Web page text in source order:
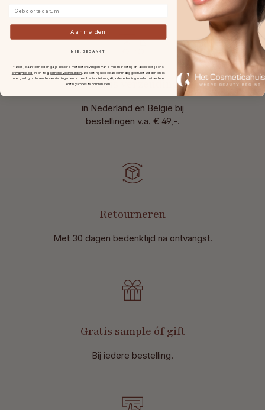
Gratis verzending
in Nederland en België bij
bestellingen v.a. € 49,-.
Retourneren
Met 30 dagen bedenktijd na ontvangst.
Gratis sample óf gift
Bij iedere bestelling.
Aanmelden
NEE, BEDANKT
* Door je aan te melden ga je akkoord met het ontvangen van e-mailmarketing en accepteer je ons
privacybeleid en onze algemene voorwaarden .De kortingscode kan eenmalig gebruikt worden en is
niet geldig op lopende aanbiedingen en acties. Het is niet mogelijk deze kortingscode met andere
kortingscodes te combineren.